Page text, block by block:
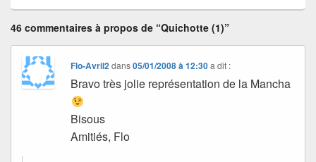
46 commentaires à propos de “Quichotte (1)”
Flo-Avril2dans05/01/2008 à 12:30 a dit :
Bravo très jolie représentation de la Mancha
Bisous
Amitiés, Flo